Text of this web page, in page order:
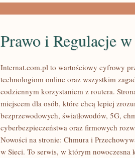
Prawo i Regulacje
Internat.com.pl to wartościowy cyfrowy
technologiom online oraz wszystkim
codziennym korzystaniem z routera.
miejscem dla osób, które chcą lepiej
bezprzewodowych, światłowodów, 5G,
cyberbezpieczeństwa oraz firmowych
Nowości na stronie: Chmura i
w Sieci. To serwis, w którym nowoczesna